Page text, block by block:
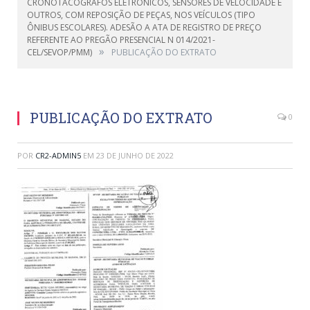
CRONOTACÓGRAFOS ELETRÔNICOS, SENSORES DE VELOCIDADE E
OUTROS, COM REPOSIÇÃO DE PEÇAS, NOS VEÍCULOS (TIPO
ÔNIBUS ESCOLARES). ADESÃO A ATA DE REGISTRO DE PREÇO
REFERENTE AO PREGÃO PRESENCIAL N 014/2021-
CEL/SEVOP/PMM) » PUBLICAÇÃO DO EXTRATO
PUBLICAÇÃO DO EXTRATO 0
POR CR2-ADMIN5 EM 23 DE JUNHO DE 2022